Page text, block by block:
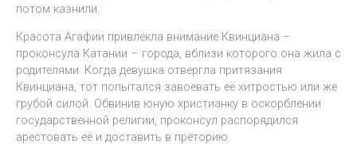
потом казнили.
Красота Агафии привлекла внимание Квинциана –
проконсула Катании – города, вблизи которого она жила с
родителями. Когда девушка отвергла притязания
Квинциана, тот попытался завоевать её хитростью или же
грубой силой. Обвинив юную христианку в оскорблении
государственной религии, проконсул распорядился
арестовать её и доставить в преторию.